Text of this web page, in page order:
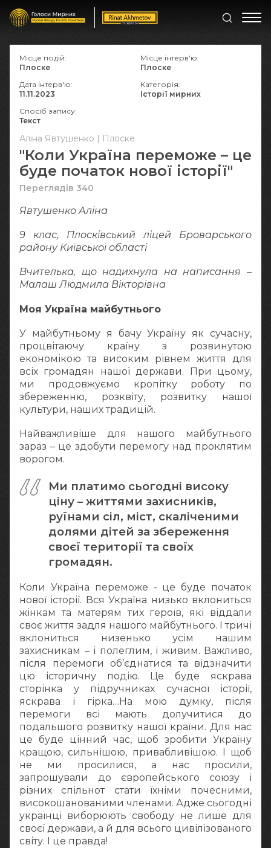
Аліна Явтушенко | Плоске
"Коли Україна переможе – це
буде початок нової історії"
Переглядів 340
Явтушенко Аліна
9 клас, Плосківський ліцей Броварського
району Київської області
Вчителька, що надихнула на написання –
Малаш Людмила Вікторівна
Моя Україна майбутнього
У майбутньому я бачу Україну як сучасну,
процвітаючу країну з розвинутою
економікою та високим рівнем життя для
всіх громадян нашої держави. При цьому,
ми продовжуємо кропітку роботу по
збереженню, розквіту, розвитку нашої
культури, наших традицій.
Найважливіше для нашого майбутнього
зараз – це здобути перемогу над проклятим
ворогом.
Ми платимо сьогодні високу
ціну – життями захисників,
руїнами сіл, міст, скаліченими
долями дітей за збереження
своєї території та своїх
громадян.
Коли Україна переможе - це буде початок
нової історії. Вся Україна низько вклониться
жінкам та матерям тих героїв, які віддали
своє життя задля нашого майбутнього. І тричі
вклониться низенько усім нашим
захисникам – і полеглим, і живим. Важливо,
після перемоги об’єднатися та відзначити
цю історичну подію. Це буде яскрава
сторінка у підручниках сучасної історії,
яскрава і гірка…На мою думку, після
перемоги всі мають долучитися до
подальшого розвитку нашої країни. Для нас
це буде цінний час, щоб зробити Україну
кращою, сильнішою, привабливішою. І щоб
не ми просилися, а нас просили,
запрошували до європейського союзу і
різних спільнот стати їхніми почесними,
високошанованими членами. Адже сьогодні
українці виборюють свободу не лише для
своєї держави, а й для всього цивілізованого
світу. І це правда!
Місце подій:
Плоске
Місце інтерв'ю:
Плоске
Дата інтерв'ю:
11.11.2023
Категорія:
Історії мирних
Спосіб запису:
Текст